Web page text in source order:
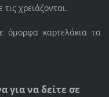
χρειάζονται.
όμορφα καρτελάκια το
για να δείτε σε